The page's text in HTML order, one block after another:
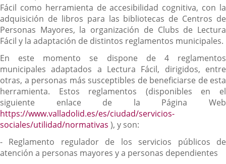
Fácil como herramienta de accesibilidad cognitiva, con la
adquisición de libros para las bibliotecas de Centros de
Personas Mayores, la organización de Clubs de Lectura
Fácil y la adaptación de distintos reglamentos municipales.
En este momento se dispone de 4 reglamentos
municipales adaptados a Lectura Fácil, dirigidos, entre
otras, a personas más susceptibles de beneficiarse de esta
herramienta. Estos reglamentos (disponibles en el
siguiente enlace de la Página Web
https://www.valladolid.es/es/ciudad/servicios-
sociales/utilidad/normativas ), y son:
- Reglamento regulador de los servicios públicos de
atención a personas mayores y a personas dependientes